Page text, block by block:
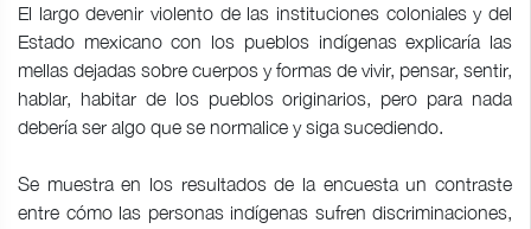
El largo devenir violento de las instituciones coloniales y del
Estado mexicano con los pueblos indígenas explicaría las
mellas dejadas sobre cuerpos y formas de vivir, pensar, sentir,
hablar, habitar de los pueblos originarios, pero para nada
debería ser algo que se normalice y siga sucediendo.
Se muestra en los resultados de la encuesta un contraste
entre cómo las personas indígenas sufren discriminaciones,